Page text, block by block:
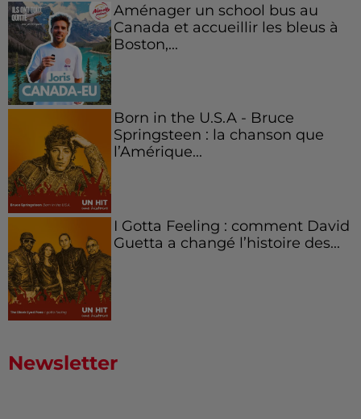
Aménager un school bus au
Canada et accueillir les bleus à
Boston,...
Born in the U.S.A - Bruce
Springsteen : la chanson que
l’Amérique...
I Gotta Feeling : comment David
Guetta a changé l’histoire des...
Newsletter